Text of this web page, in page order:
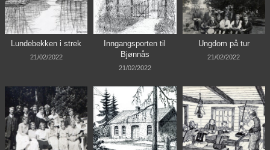
Lundebekken i strek
21/02/2022
Inngangsporten til
Bjønnås
21/02/2022
Ungdom på tur
21/02/2022